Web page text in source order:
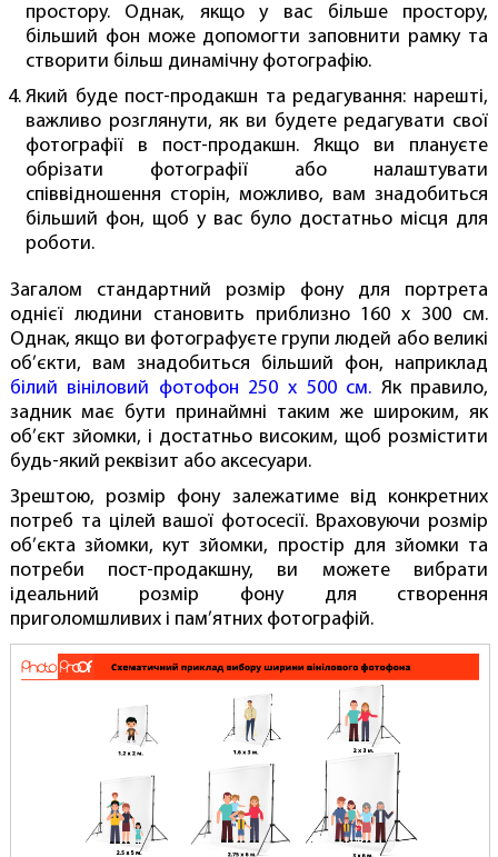
простору. Однак, якщо у вас більше простору,
більший фон може допомогти заповнити рамку та
створити більш динамічну фотографію.
Який буде пост-продакшн та редагування: нарешті,
важливо розглянути, як ви будете редагувати свої
фотографії в пост-продакшн. Якщо ви плануєте
обрізати фотографії або налаштувати
співвідношення сторін, можливо, вам знадобиться
більший фон, щоб у вас було достатньо місця для
роботи.
Загалом стандартний розмір фону для портрета
однієї людини становить приблизно 160 x 300 см.
Однак, якщо ви фотографуєте групи людей або великі
об’єкти, вам знадобиться більший фон, наприклад
білий вініловий фотофон 250 х 500 см. Як правило,
задник має бути принаймні таким же широким, як
об’єкт зйомки, і достатньо високим, щоб розмістити
будь-який реквізит або аксесуари.
Зрештою, розмір фону залежатиме від конкретних
потреб та цілей вашої фотосесії. Враховуючи розмір
об’єкта зйомки, кут зйомки, простір для зйомки та
потреби пост-продакшну, ви можете вибрати
ідеальний розмір фону для створення
приголомшливих і пам’ятних фотографій.